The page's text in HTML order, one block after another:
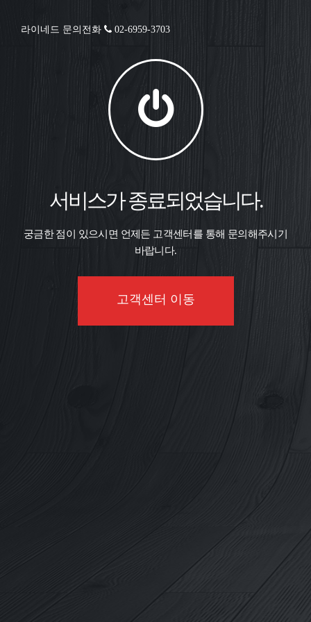
라이네드 문의전화 02-6959-3703
서비스가 종료되었습니다.
궁금한 점이 있으시면 언제든 고객센터를 통해 문의해주시기
바랍니다.
고객센터 이동